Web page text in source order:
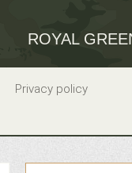
ROYAL
Privacy policy